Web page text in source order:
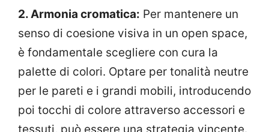
2. Armonia cromatica: Per mantenere un
senso di coesione visiva in un open space,
è fondamentale scegliere con cura la
palette di colori. Optare per tonalità neutre
per le pareti e i grandi mobili, introducendo
poi tocchi di colore attraverso accessori e
tessuti, può essere una strategia vincente.